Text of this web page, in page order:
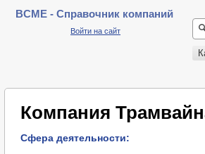
BCME - Справочник компаний
Войти на сайт
Компания
Сфера деятельности: